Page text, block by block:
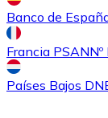
Banco de
Francia PSAN
Países Bajos